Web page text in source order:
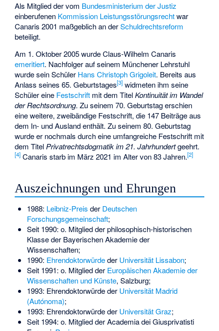
Als Mitglied der vom Bundesministerium der Justiz
einberufenen Kommission Leistungsstörungsrechtwar
Canaris 2001 maßgeblich an derSchuldrechtsreform
beteiligt.
Am 1. Oktober 2005 wurde Claus-Wilhelm Canaris
emeritiert. Nachfolger auf seinem Münchener Lehrstuhl
wurde sein Schüler Hans Christoph Grigoleit. Bereits aus
Anlass seines 65. Geburtstages[3] widmeten ihm seine
Schüler eine Festschrift mit dem TitelKontinuität im Wandel
der Rechtsordnung. Zu seinem 70. Geburtstag erschien
eine weitere, zweibändige Festschrift, die 147 Beiträge aus
dem In- und Ausland enthält. Zu seinem 80. Geburtstag
wurde er nochmals durch eine umfangreiche Festschrift mit
dem Titel Privatrechtsdogmatik im 21. Jahrhundertgeehrt.
[4] Canaris starb im März 2021 im Alter von 83 Jahren.[2]
Auszeichnungen und Ehrungen
1988: Leibniz-Preis der Deutschen
Forschungsgemeinschaft;
Seit 1990: o. Mitglied der philosophisch-historischen
Klasse der Bayerischen Akademie der
Wissenschaften;
1990: Ehrendoktorwürdeder Universität Lissabon;
Seit 1991: o. Mitglied der Europäischen Akademie der
Wissenschaften und Künste, Salzburg;
1993: Ehrendoktorwürde der Universität Madrid
(Autónoma);
1993: Ehrendoktorwürde der Universität Graz;
Seit 1994: o. Mitglied der Academia dei Giusprivatisti